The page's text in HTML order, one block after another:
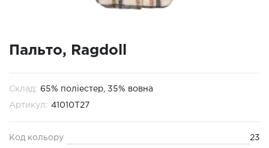
Пальто, Ragdoll
Склад: 65% поліестер, 35% вовна
Артикул: 41010T27
Код кольору 23